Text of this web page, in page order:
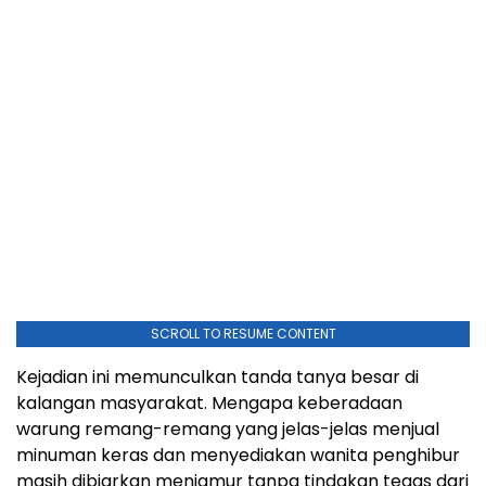
SCROLL TO RESUME CONTENT
Kejadian ini memunculkan tanda tanya besar di
kalangan masyarakat. Mengapa keberadaan
warung remang-remang yang jelas-jelas menjual
minuman keras dan menyediakan wanita penghibur
masih dibiarkan menjamur tanpa tindakan tegas dari